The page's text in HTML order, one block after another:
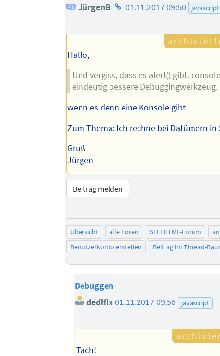
JürgenB Homepage
Autors
01.11.2017 09:50 javascript
Hallo,
Und vergiss, dass es alert() gibt.
eindeutig bessere Debuggingwerkzeug.
wenn es denn eine Konsole gibt …
Zum Thema: Ich rechne bei Datümern in
Gruß
Jürgen
Beitrag melden
Übersicht alle Foren SELFHTML-Forum
Benutzerkonto erstellen
Beitrag im Thread-
Debuggen
dedlfix01.11.2017 09:56 javascript
Tach!